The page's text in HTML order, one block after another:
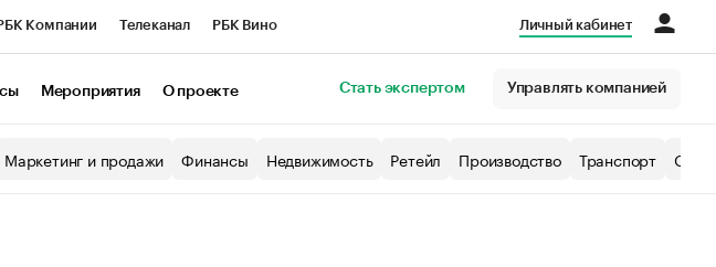
Компании Телеканал РБК Вино
Экономика Бизнес
Личный кабинет
Мероприятия О проекте Стать экспертом Управлять компанией
Маркетинг и продажи Финансы Недвижимость Ретейл Производство Транспорт